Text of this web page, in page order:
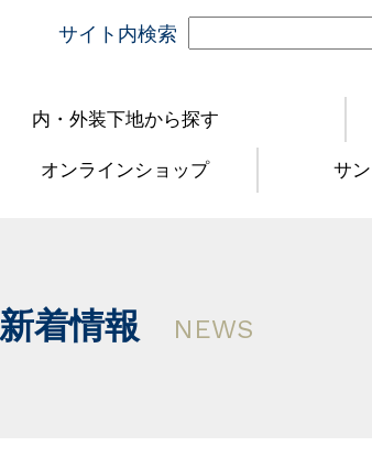
サイト内検索
内・外装下地から探す
オンラインショップ サ
新着情報 NEWS